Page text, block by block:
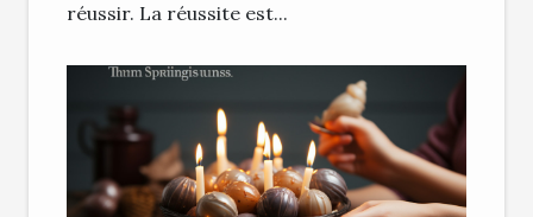
réussir. La réussite est...